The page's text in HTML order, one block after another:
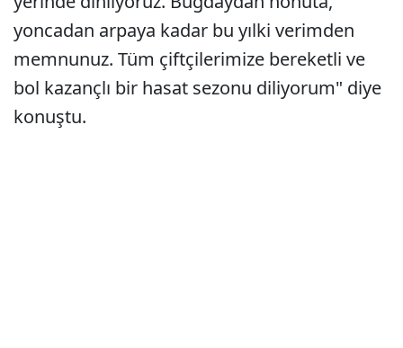
yoncadan arpaya kadar bu yılki verimden
memnunuz. Tüm çiftçilerimize bereketli ve
bol kazançlı bir hasat sezonu diliyorum" diye
konuştu.